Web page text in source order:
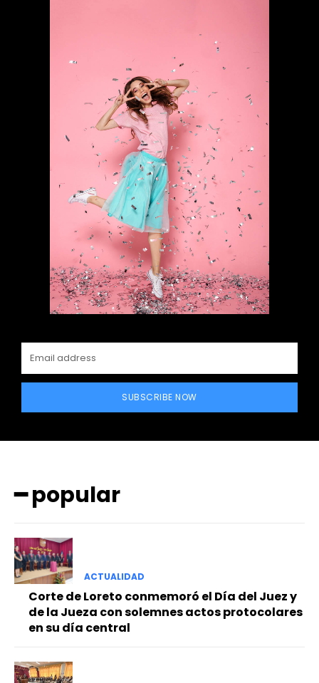
━ Planes
SUBSCRIBE NOW
━ popular
ACTUALIDAD
Corte de Loreto conmemoró el Día del Juez y
de la Jueza con solemnes actos protocolares
en su día central